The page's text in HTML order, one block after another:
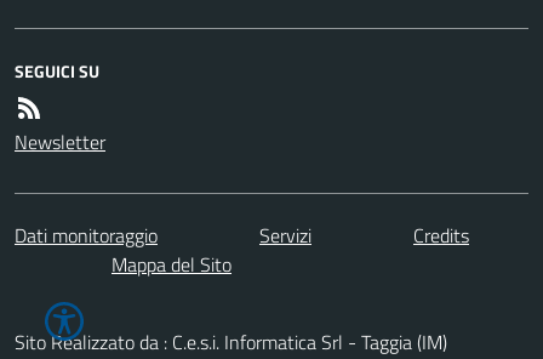
SEGUICI SU
Newsletter
Dati monitoraggio Servizi
Credits
Mappa del Sito
Sito Realizzato da : C.e.s.i. Informatica Srl - Taggia (IM)